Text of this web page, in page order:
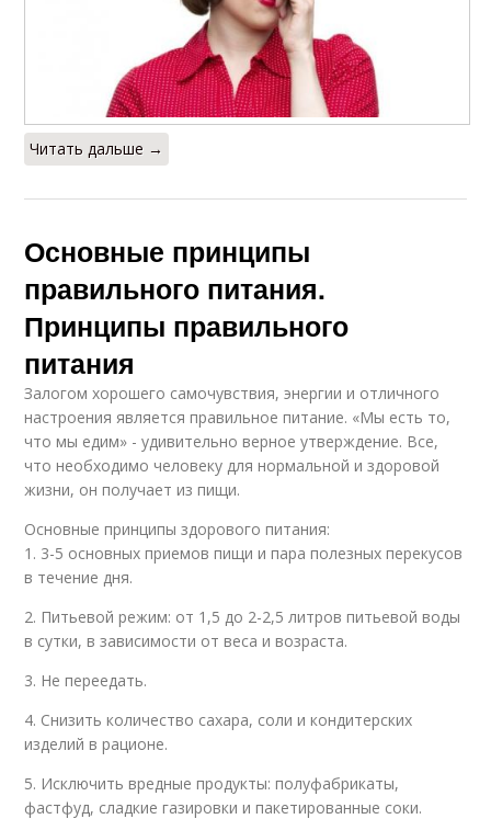
Читать дальше →
Основные принципы
правильного питания.
Принципы правильного
питания
Залогом хорошего самочувствия, энергии и отличного
настроения является правильное питание. «Мы есть то,
что мы едим» - удивительно верное утверждение. Все,
что необходимо человеку для нормальной и здоровой
жизни, он получает из пищи.
Основные принципы здорового питания:
1. 3-5 основных приемов пищи и пара полезных перекусов
в течение дня.
2. Питьевой режим: от 1,5 до 2-2,5 литров питьевой воды
в сутки, в зависимости от веса и возраста.
3. Не переедать.
4. Снизить количество сахара, соли и кондитерских
изделий в рационе.
5. Исключить вредные продукты: полуфабрикаты,
фастфуд, сладкие газировки и пакетированные соки.